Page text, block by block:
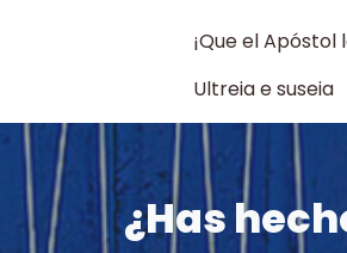
¡Que el
Ultreia e suseia
¿Has